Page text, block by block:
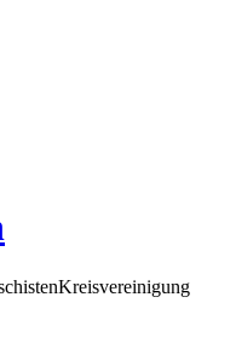
Kreisvereinigung